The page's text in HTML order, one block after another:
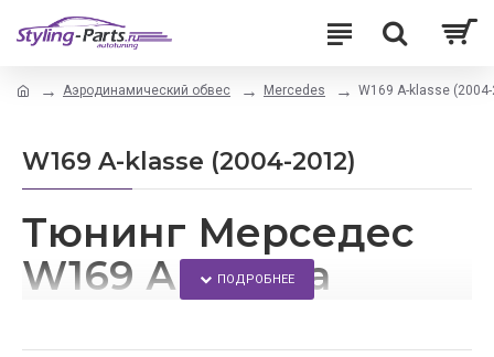
Аэродинамический обвес Mercedes W169 A-klasse
W169 A-klasse (2004-2012)
Тюнинг Мерседес
W169 А класса